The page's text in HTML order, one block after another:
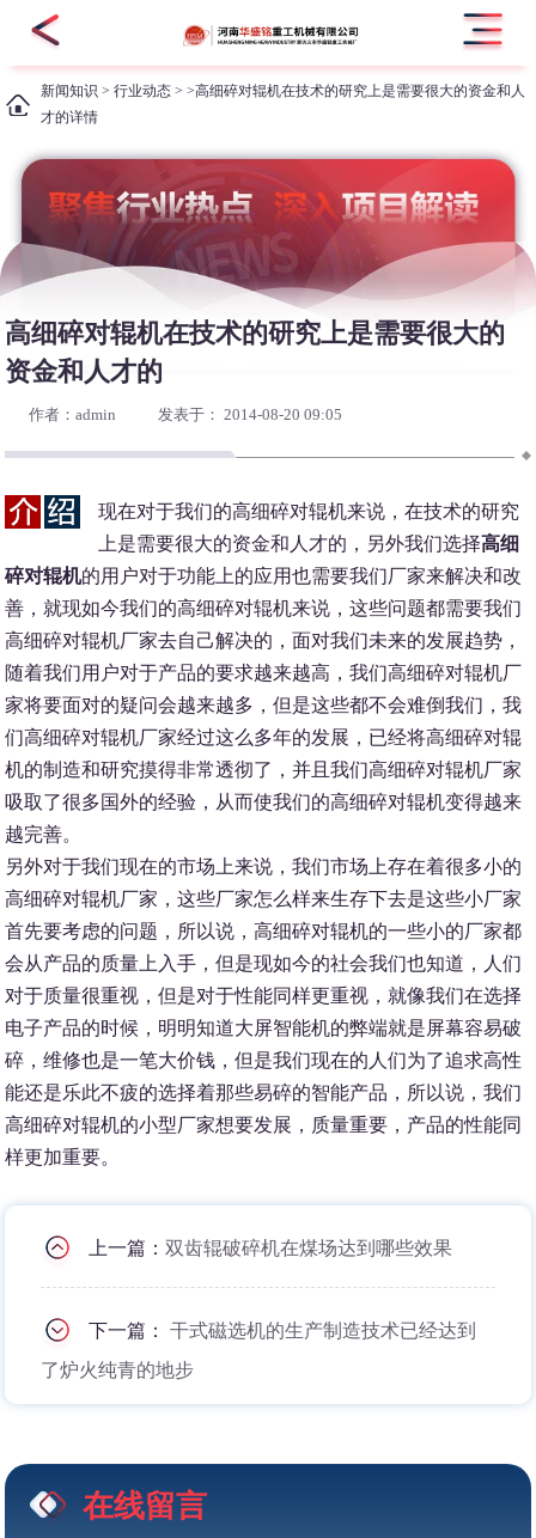
新闻知识 >行业动态 > >高细碎对辊机在技术的研究上是需要很大的资金和人
才的详情
高细碎对辊机在技术的研究上是需要很大的
资金和人才的
作者：admin 发表于： 2014-08-20 09:05
现在对于我们的高细碎对辊机来说，在技术的研究
上是需要很大的资金和人才的，另外我们选择高细
碎对辊机的用户对于功能上的应用也需要我们厂家来解决和改
善，就现如今我们的高细碎对辊机来说，这些问题都需要我们
高细碎对辊机厂家去自己解决的，面对我们未来的发展趋势，
随着我们用户对于产品的要求越来越高，我们高细碎对辊机厂
家将要面对的疑问会越来越多，但是这些都不会难倒我们，我
们高细碎对辊机厂家经过这么多年的发展，已经将高细碎对辊
机的制造和研究摸得非常透彻了，并且我们高细碎对辊机厂家
吸取了很多国外的经验，从而使我们的高细碎对辊机变得越来
越完善。
另外对于我们现在的市场上来说，我们市场上存在着很多小的
高细碎对辊机厂家，这些厂家怎么样来生存下去是这些小厂家
首先要考虑的问题，所以说，高细碎对辊机的一些小的厂家都
会从产品的质量上入手，但是现如今的社会我们也知道，人们
对于质量很重视，但是对于性能同样更重视，就像我们在选择
电子产品的时候，明明知道大屏智能机的弊端就是屏幕容易破
碎，维修也是一笔大价钱，但是我们现在的人们为了追求高性
能还是乐此不疲的选择着那些易碎的智能产品，所以说，我们
高细碎对辊机的小型厂家想要发展，质量重要，产品的性能同
样更加重要。
上一篇：双齿辊破碎机在煤场达到哪些效果
下一篇：干式磁选机的生产制造技术已经达到
了炉火纯青的地步
在线留言